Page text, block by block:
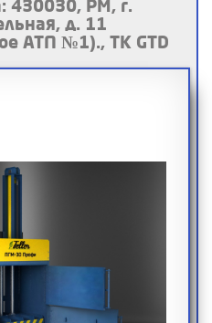
430030, РМ, г.
д. 11
АТП №1)., ТК GTD